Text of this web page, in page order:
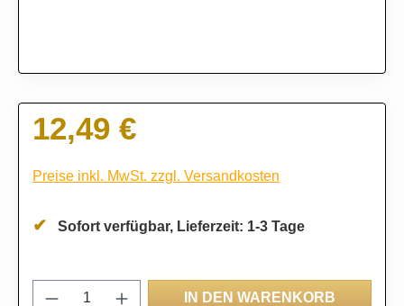
Regulärer Preis:
12,49 €
Preise inkl. MwSt. zzgl. Versandkosten
Sofort verfügbar, Lieferzeit: 1-3 Tage
Produkt Anzahl: Gib den gewünschten
IN DEN WARENKORB